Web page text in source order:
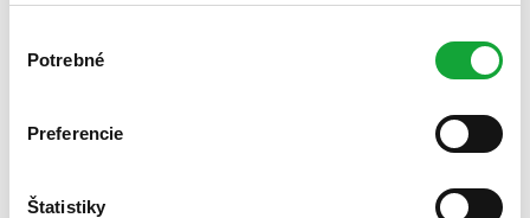
súhlasu
Potrebné
Preferencie
Štatistiky